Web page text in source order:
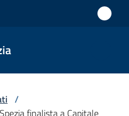
/
finalista a Capitale